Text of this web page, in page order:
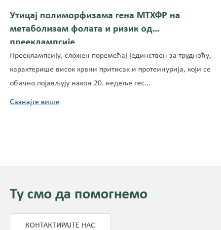
Утицај полиморфизама гена МТХФР на
метаболизам фолата и ризик од
прееклампсије
Прееклампсију, сложен поремећај јединствен за трудноћу,
карактерише висок крвни притисак и протеинурија, који се
обично појављују након 20. недеље гес...
Сазнајте више
Ту смо да помогнемо
КОНТАКТИРАЈТЕ НАС